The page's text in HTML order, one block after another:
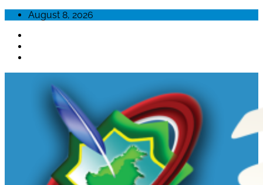
Skip
content
August 8, 2026